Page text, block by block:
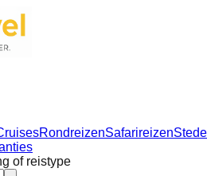
RondreizenSafarireizen
of reistype